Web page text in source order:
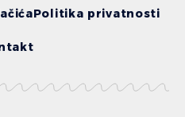
Politika privatnosti